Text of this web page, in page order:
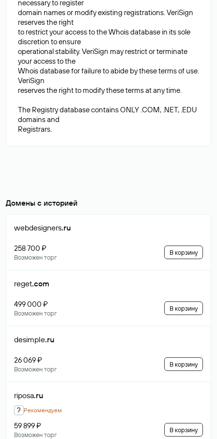
necessary to register
domain names or modify existing registrations. VeriSign
reserves the right
to restrict your access to the Whois database in its sole
discretion to ensure
operational stability. VeriSign may restrict or terminate
your access to the
Whois database for failure to abide by these terms of use.
VeriSign
reserves the right to modify these terms at any time.
The Registry database contains ONLY .COM, .NET, .EDU
domains and
Домены с историей
webdesigners.ru
258 700 ₽
Возможен торг
В корзину
reget.com
499 000 ₽
Возможен торг
В корзину
desimple.ru
26 069 ₽
Возможен торг
В корзину
riposa.ru
? Рекомендуем
59 899 ₽
Возможен торг
В корзину